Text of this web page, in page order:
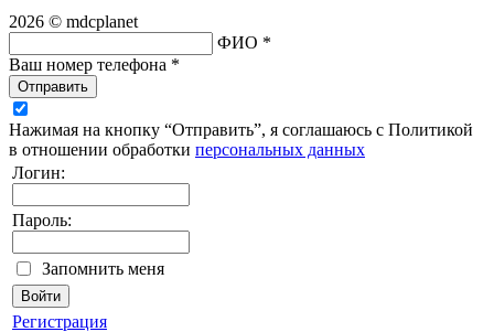
2026 © mdcplanet
ФИО *
Ваш номер телефона *
Отправить
Нажимая на кнопку “Отправить”, я соглашаюсь с Политикой
в отношении обработки персональных данных
Логин:
Пароль:
Запомнить меня
Регистрация